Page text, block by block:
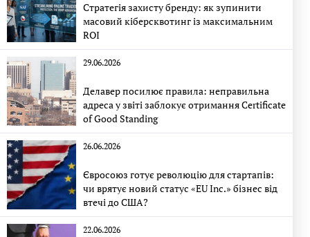
Стратегія захисту бренду: як зупинити
масовий кіберсквотинг із максимальним
ROI
29.06.2026
Делавер посилює правила: неправильна
адреса у звіті заблокує отримання Certificate
of Good Standing
26.06.2026
Євросоюз готує революцію для стартапів:
чи врятує новий статус «EU Inc.» бізнес від
втечі до США?
22.06.2026